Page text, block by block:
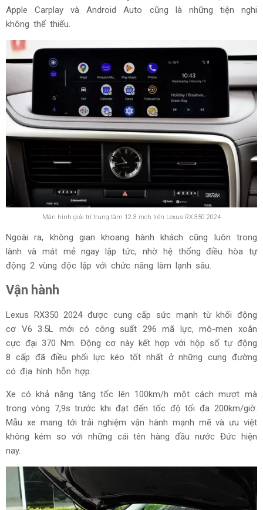
Apple Carplay và Android Auto cũng là những tiện nghi
không thể thiếu.
Màn hình giải trí trung tâm 12.3 inch trên Lexus RX 350 2024
Ngoài ra, không gian khoang hành khách cũng luôn trong
lành và mát mẻ ngay lập tức, nhờ hệ thống điều hòa tự
động 2 vùng độc lập với chức năng làm lạnh sâu.
Vận hành
Lexus RX350 2024 được cung cấp sức mạnh từ khối động
cơ V6 3.5L mới có công suất 296 mã lực, mô-men xoắn
cực đại 370 Nm. Động cơ này kết hợp với hộp số tự động
8 cấp đã điều phối lực kéo tốt nhất ở những cung đường
có địa hình hỗn hợp.
Xe có khả năng tăng tốc lên 100km/h một cách mượt mà
trong vòng 7,9s trước khi đạt đến tốc độ tối đa 200km/giờ.
Mẫu xe mang tới trải nghiệm vận hành mạnh mẽ và ưu việt
không kém so với những cái tên hàng đầu nước Đức hiện
nay.